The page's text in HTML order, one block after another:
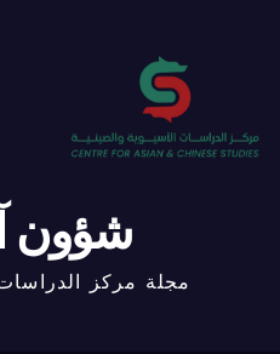
شؤون
مجلة مركز